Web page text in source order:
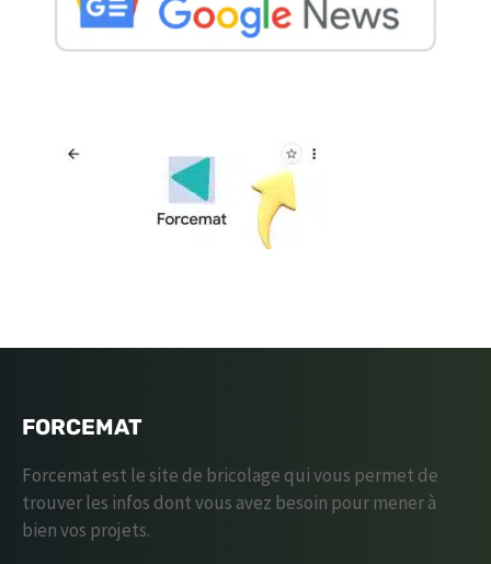
FORCEMAT
Forcemat est le site de bricolage qui vous permet de
trouver les infos dont vous avez besoin pour mener à
bien vos projets.